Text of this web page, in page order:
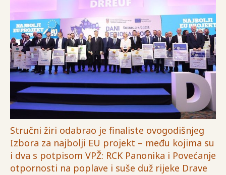
Stručni žiri odabrao je finaliste ovogodišnjeg
Izbora za najbolji EU projekt – među kojima su
i dva s potpisom VPŽ: RCK Panonika i Povećanje
otpornosti na poplave i suše duž rijeke Drave